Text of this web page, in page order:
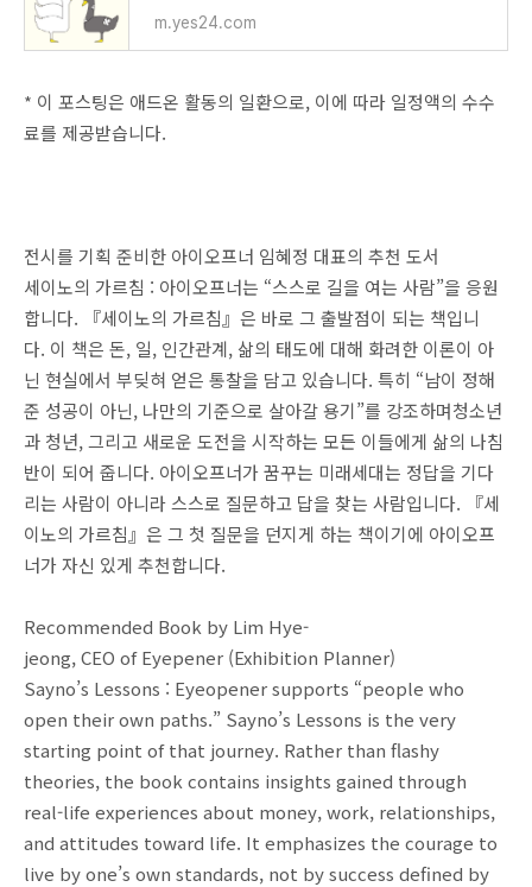
m.yes24.com
* 이 포스팅은 애드온 활동의 일환으로, 이에 따라 일정액의 수수
료를 제공받습니다.
전시를 기획 준비한 아이오프너 임혜정 대표의 추천 도서
세이노의 가르침 : 아이오프너는 “스스로 길을 여는 사람”을 응원
합니다. 『세이노의 가르침』은 바로 그 출발점이 되는 책입니
다. 이 책은 돈, 일, 인간관계, 삶의 태도에 대해 화려한 이론이 아
닌 현실에서 부딪혀 얻은 통찰을 담고 있습니다. 특히 “남이 정해
준 성공이 아닌, 나만의 기준으로 살아갈 용기”를 강조하며청소년
과 청년, 그리고 새로운 도전을 시작하는 모든 이들에게 삶의 나침
반이 되어 줍니다. 아이오프너가 꿈꾸는 미래세대는 정답을 기다
리는 사람이 아니라 스스로 질문하고 답을 찾는 사람입니다. 『세
이노의 가르침』은 그 첫 질문을 던지게 하는 책이기에 아이오프
너가 자신 있게 추천합니다.
Recommended Book by Lim Hye-
jeong, CEO of Eyepener (Exhibition Planner)
Sayno’s Lessons : Eyeopener supports “people who
open their own paths.” Sayno’s Lessons is the very
starting point of that journey. Rather than flashy
theories, the book contains insights gained through
real-life experiences about money, work, relationships,
and attitudes toward life. It emphasizes the courage to
live by one’s own standards, not by success defined by